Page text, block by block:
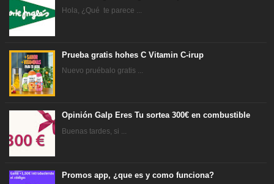
Hola, ¿Qué te parece ...
Prueba gratis hohes C Vitamin C-irup
Nuevo pruébalo gratis ...
Opinión Galp Eres Tu sortea 300€ en combustible
Buenas tardes, si ...
Promos app, ¿que es y como funciona?